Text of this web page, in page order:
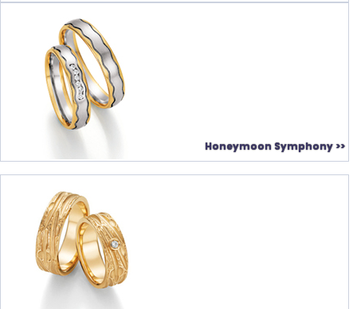
Honeymoon Symphony >>